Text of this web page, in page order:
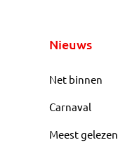
Nieuws
Net binnen
Carnaval
Meest gelezen